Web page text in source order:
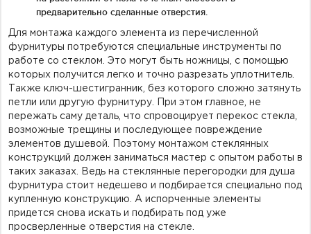
предварительно сделанные отверстия.
Для монтажа каждого элемента из перечисленной
фурнитуры потребуются специальные инструменты по
работе со стеклом. Это могут быть ножницы, с помощью
которых получится легко и точно разрезать уплотнитель.
Также ключ-шестигранник, без которого сложно затянуть
петли или другую фурнитуру. При этом главное, не
пережать саму деталь, что спровоцирует перекос стекла,
возможные трещины и последующее повреждение
элементов душевой. Поэтому монтажом стеклянных
конструкций должен заниматься мастер с опытом работы в
таких заказах. Ведь на стеклянные перегородки для душа
фурнитура стоит недешево и подбирается специально под
купленную конструкцию. А испорченные элементы
придется снова искать и подбирать под уже
просверленные отверстия на стекле.